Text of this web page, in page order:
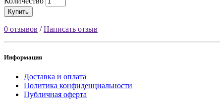
Купить
0 отзывов /Написать отзыв
Информация
Доставка и оплата
Политика конфиденциальности
Публичная оферта